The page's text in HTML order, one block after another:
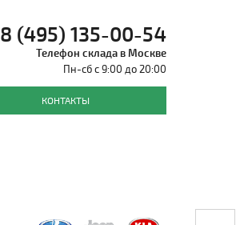
8 (495) 135-00-54
Телефон склада в Москве
Пн-сб с 9:00 до 20:00
КОНТАКТЫ